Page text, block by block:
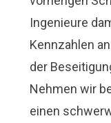
Ingenieure
Kennzahlen
der
Nehmen wir
einen